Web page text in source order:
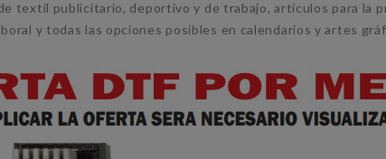
textil publicitario, deportivo y de trabajo, artículos para la
y todas las opciones posibles en calendarios y artes